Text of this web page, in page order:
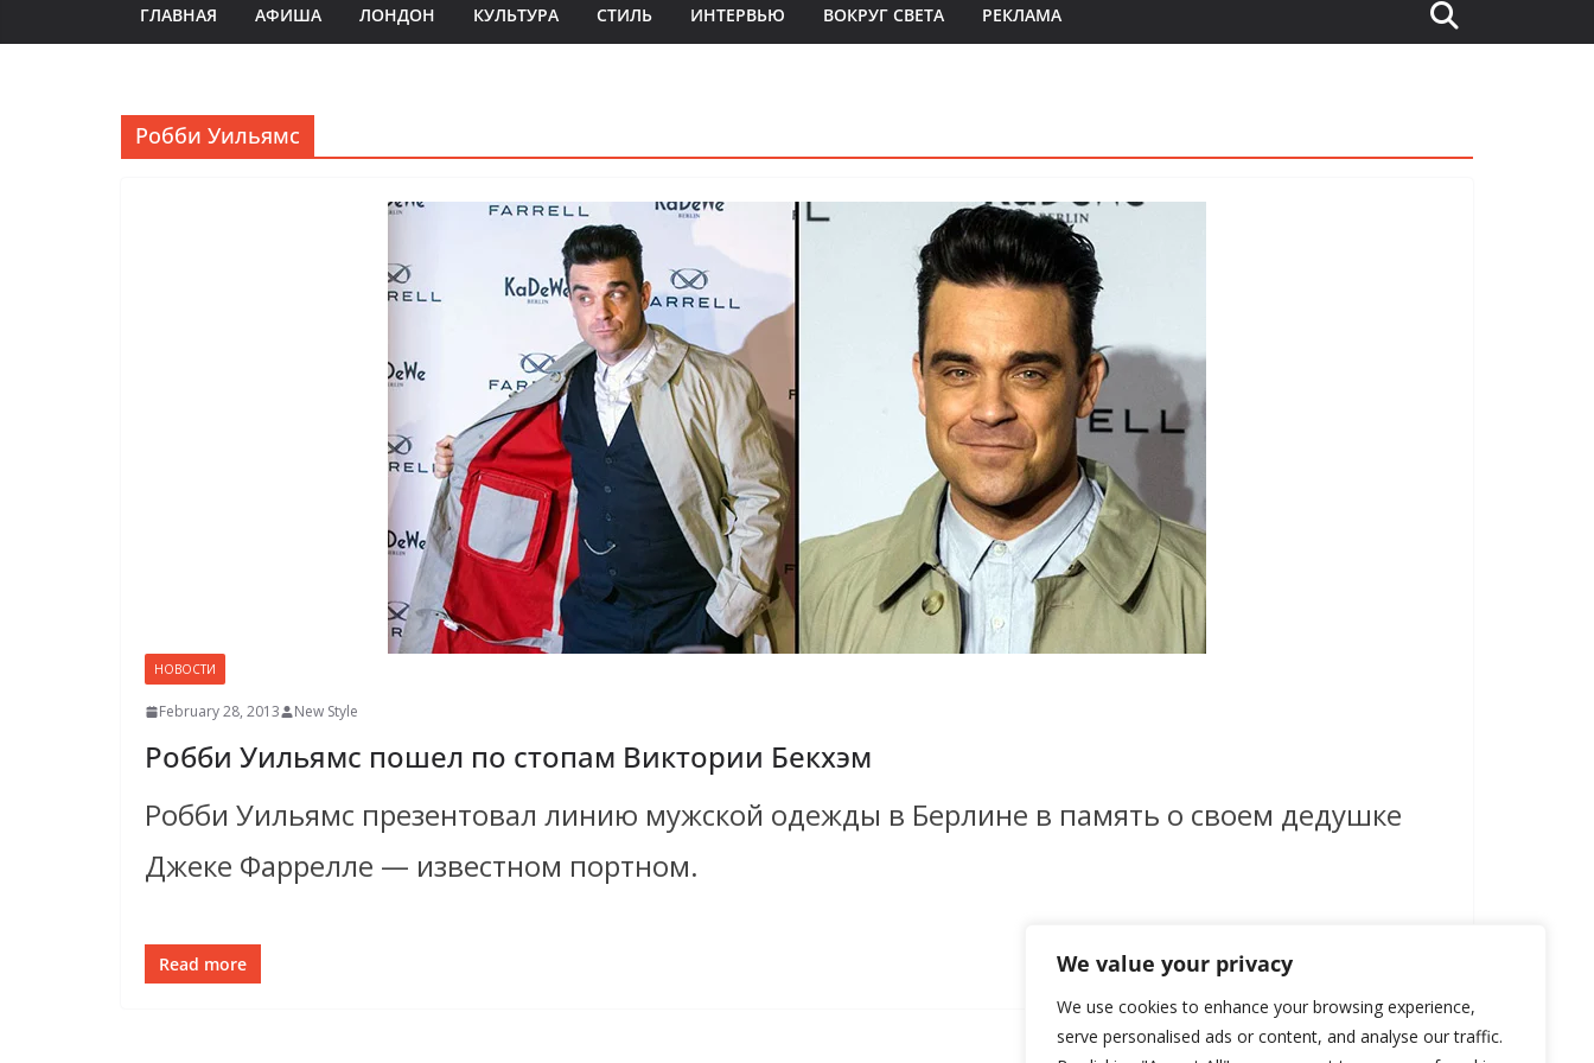
We value your privacy
We use cookies to enhance your browsing experience,
serve personalised ads or content, and analyse our traffic.
ГЛАВНАЯ АФИША ЛОНДОН КУЛЬТУРА СТИЛЬ ИНТЕРВЬЮ ВОКРУГ СВЕТА РЕКЛАМА
Робби Уильямс
НОВОСТИ
February 28, 2013 New Style
Робби Уильямс пошел по стопам Виктории Бекхэм
Робби Уильямс презентовал линию мужской одежды в Берлине в память о своем дедушке
Джеке Фаррелле — известном портном.
Read more